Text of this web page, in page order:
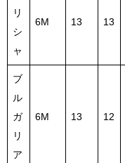
リ
シ
ャ
6M 13 13
ブ
ル
ガ
リ
ア
6M 13 12